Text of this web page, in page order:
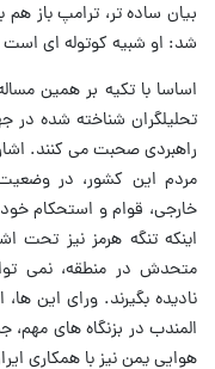
بیان ساده تر، ترامپ باز
شد: او شبیه کوتوله ای
اساسا با تکیه بر همین
تحلیلگران شناخته شده در
راهبردی صحبت می کنند.
مردم این کشور، در
خارجی، قوام و استحکام
اینکه تنگه هرمز نیز تحت
متحدش در منطقه، نمی
نادیده بگیرند. ورای این
المندب در بزنگاه های
هوایی یمن نیز با همکاری